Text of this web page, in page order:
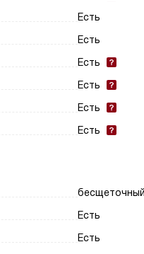
Есть
Есть
Есть
Есть
Есть
Есть
Есть
Есть